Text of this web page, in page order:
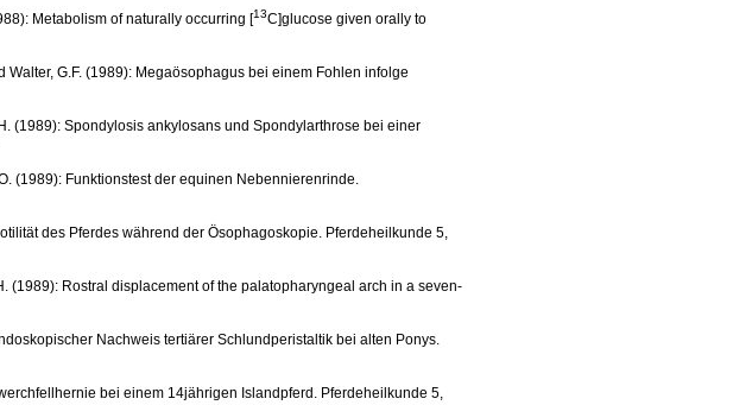
Metabolism of naturally occurring [13C]glucose given orally to
Walter, G.F. (1989): Megaösophagus bei einem Fohlen infolge
(1989): Spondylosis ankylosans und Spondylarthrose bei einer
(1989): Funktionstest der equinen Nebennierenrinde.
des Pferdes während der Ösophagoskopie. Pferdeheilkunde 5,
(1989): Rostral displacement of the palatopharyngeal arch in a seven-
Nachweis tertiärer Schlundperistaltik bei alten Ponys.
bei einem 14jährigen Islandpferd. Pferdeheilkunde 5,